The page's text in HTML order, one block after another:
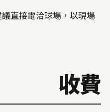
直接電洽球場，以現場
收費